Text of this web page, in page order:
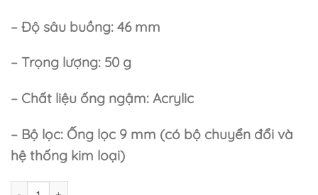
– Độ sâu buồng: 46 mm
– Trọng lượng: 50 g
– Chất liệu ống ngậm: Acrylic
– Bộ lọc: Ống lọc 9 mm (có bộ chuyển đổi và
hệ thống kim loại)
Tẩu Gỗ Chacom Churchill Sandblasted 851 số lượng